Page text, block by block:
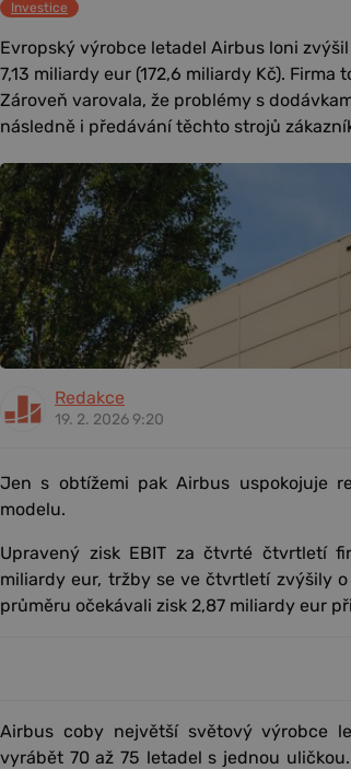
Investice
Evropský výrobce letadel Airbus loni
7,13 miliardy eur (172,6 miliardy Kč).
Zároveň varovala, že problémy s
následně i předávání těchto strojů
Redakce
19. 2. 2026 9:20
Jen s obtížemi pak Airbus uspokojuje
modelu.
Upravený zisk EBIT za čtvrté čtvrtletí
miliardy eur, tržby se ve čtvrtletí zvýšily
průměru očekávali zisk 2,87 miliardy eur
Airbus coby největší světový výrobce
vyrábět 70 až 75 letadel s jednou